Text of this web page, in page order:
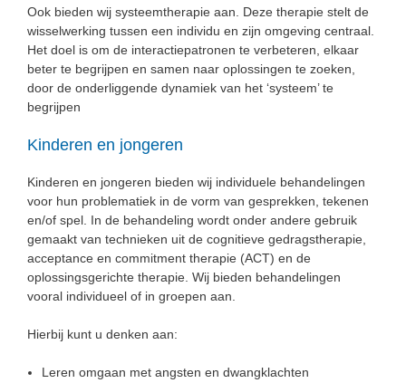
Ook bieden wij systeemtherapie aan. Deze therapie stelt de
wisselwerking tussen een individu en zijn omgeving centraal.
Het doel is om de interactiepatronen te verbeteren, elkaar
beter te begrijpen en samen naar oplossingen te zoeken,
door de onderliggende dynamiek van het ‘systeem’ te
begrijpen
Kinderen en jongeren
Kinderen en jongeren bieden wij individuele behandelingen
voor hun problematiek in de vorm van gesprekken, tekenen
en/of spel. In de behandeling wordt onder andere gebruik
gemaakt van technieken uit de cognitieve gedragstherapie,
acceptance en commitment therapie (ACT) en de
oplossingsgerichte therapie. Wij bieden behandelingen
vooral individueel of in groepen aan.
Hierbij kunt u denken aan:
Leren omgaan met angsten en dwangklachten